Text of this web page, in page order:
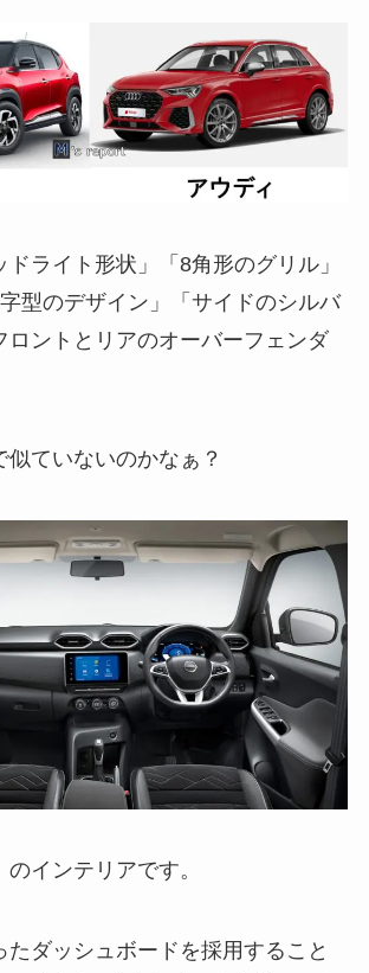
ドライト形状」「8角形のグリル」
字型のデザイン」「サイドのシルバ
ロントとリアのオーバーフェンダ
ていないのかなぁ？
のインテリアです。
たダッシュボードを採用すること